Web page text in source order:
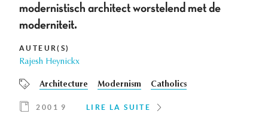
modernistisch architect worstelend met de
moderniteit.
AUTEUR(S)
Rajesh Heynickx
Architecture Modernism Catholics
2001 9 LIRE LA SUITE